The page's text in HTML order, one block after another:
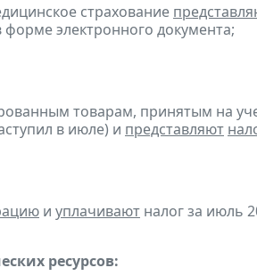
страхование
электронного документа;
товарам, принятым на
в июле) и представляют
и уплачивают налог за июль
ресурсов: